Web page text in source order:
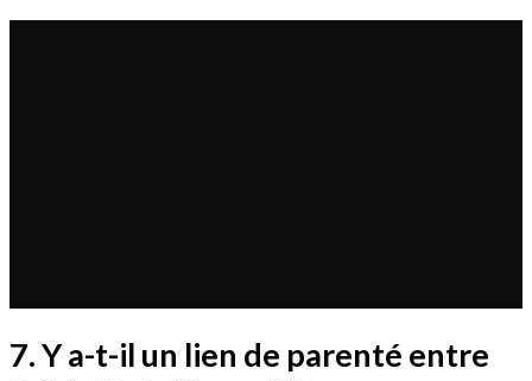
7. Y a-t-il un lien de parenté entre